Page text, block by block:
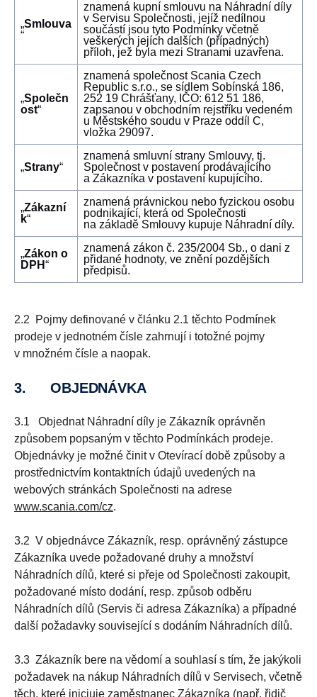
„Smlouva
“
znamená kupní smlouvu na Náhradní díly
v Servisu Společnosti, jejíž nedílnou
součástí jsou tyto Podmínky včetně
veškerých jejích dalších (případných)
příloh, jež byla mezi Stranami uzavřena.
„Společn
ost“
znamená společnost Scania Czech
Republic s.r.o., se sídlem Sobínská 186,
252 19 Chrášťany, IČO: 612 51 186,
zapsanou v obchodním rejstříku vedeném
u Městského soudu v Praze oddíl C,
vložka 29097.
„Strany“
znamená smluvní strany Smlouvy, tj.
Společnost v postavení prodávajícího
a Zákazníka v postavení kupujícího.
„Zákazní
k“
znamená právnickou nebo fyzickou osobu
podnikající, která od Společnosti
na základě Smlouvy kupuje Náhradní díly.
„Zákon o
DPH“
znamená zákon č. 235/2004 Sb., o dani z
přidané hodnoty, ve znění pozdějších
předpisů.
2.2 Pojmy definované v článku 2.1 těchto Podmínek
prodeje v jednotném čísle zahrnují i totožné pojmy
v množném čísle a naopak.
3. OBJEDNÁVKA
3.1 Objednat Náhradní díly je Zákazník oprávněn
způsobem popsaným v těchto Podmínkách prodeje.
Objednávky je možné činit v Otevírací době způsoby a
prostřednictvím kontaktních údajů uvedených na
webových stránkách Společnosti na adrese
www.scania.com/cz.
3.2 V objednávce Zákazník, resp. oprávněný zástupce
Zákazníka uvede požadované druhy a množství
Náhradních dílů, které si přeje od Společnosti zakoupit,
požadované místo dodání, resp. způsob odběru
Náhradních dílů (Servis či adresa Zákazníka) a případné
další požadavky související s dodáním Náhradních dílů.
3.3 Zákazník bere na vědomí a souhlasí s tím, že jakýkoli
požadavek na nákup Náhradních dílů v Servisech, včetně
těch, které iniciuje zaměstnanec Zákazníka (např. řidič